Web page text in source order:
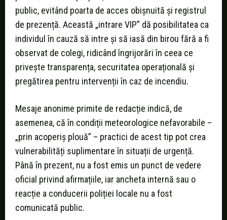
public, evitând poarta de acces obișnuită și registrul
de prezență. Această „intrare VIP” dă posibilitatea ca
individul în cauză să intre și să iasă din birou fără a fi
observat de colegi, ridicând îngrijorări în ceea ce
privește transparența, securitatea operațională și
pregătirea pentru intervenții în caz de incendiu.
Mesaje anonime primite de redacție indică, de
asemenea, că în condiții meteorologice nefavorabile –
„prin acoperiș plouă” – practici de acest tip pot crea
vulnerabilități suplimentare în situații de urgență.
Până în prezent, nu a fost emis un punct de vedere
oficial privind afirmațiile, iar ancheta internă sau o
reacție a conducerii poliției locale nu a fost
comunicată public.